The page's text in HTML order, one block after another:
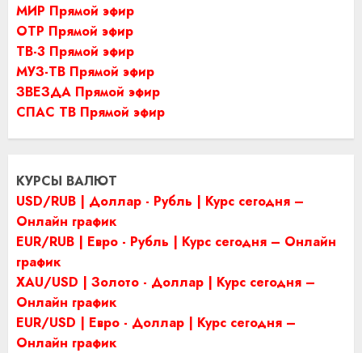
МИР Прямой эфир
ОТР Прямой эфир
ТВ-3 Прямой эфир
МУЗ-ТВ Прямой эфир
ЗВЕЗДА Прямой эфир
СПАС ТВ Прямой эфир
КУРСЫ ВАЛЮТ
USD/RUB | Доллар - Рубль | Курс сегодня –
Онлайн график
EUR/RUB | Евро - Рубль | Курс сегодня – Онлайн
график
XAU/USD | Золото - Доллар | Курс сегодня –
Онлайн график
EUR/USD | Евро - Доллар | Курс сегодня –
Онлайн график